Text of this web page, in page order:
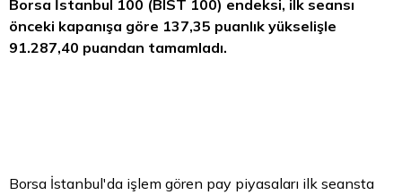
Borsa İstanbul 100 (BIST 100) endeksi, ilk seansı
önceki kapanışa göre 137,35 puanlık yükselişle
91.287,40 puandan tamamladı.
Borsa İstanbul'da işlem gören pay piyasaları ilk seansta